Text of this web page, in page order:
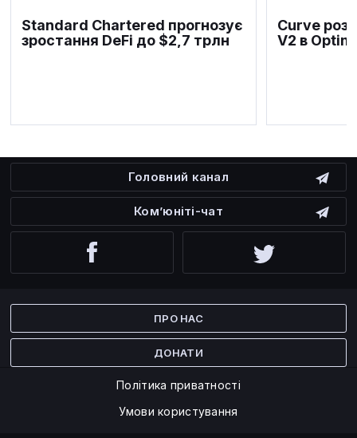
Standard Chartered прогнозує
зростання DeFi до $2,7 трлн
Curve
V2 в
Головний канал
Ком’юніті-чат
ПРО НАС
ДОНАТИ
Політика приватності
Умови користування